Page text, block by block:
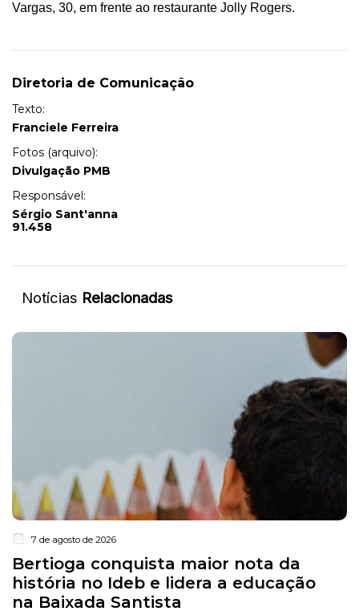
Vargas, 30, em frente ao restaurante Jolly Rogers.
Diretoria de Comunicação
Texto:
Franciele Ferreira
Fotos (arquivo):
Divulgação PMB
Responsável:
Sérgio Sant'anna
91.458
Notícias Relacionadas
7 de agosto de 2026
Bertioga conquista maior nota da
história no Ideb e lidera a educação
na Baixada Santista